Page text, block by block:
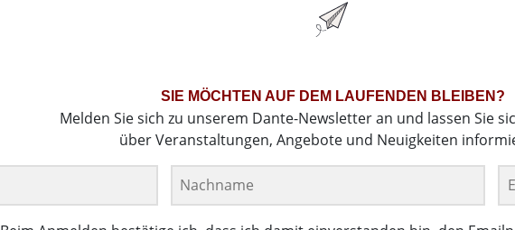
SIE MÖCHTEN AUF DEM LAUFENDEN BLEIBEN?
Melden Sie sich zu unserem Dante-Newsletter an und lassen Sie
über Veranstaltungen, Angebote und Neuigkeiten